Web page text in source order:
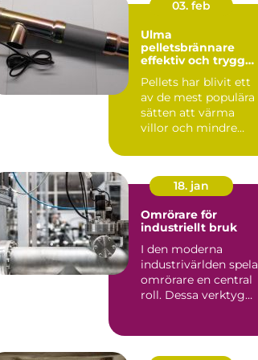
03. feb
Ulma
pelletsbrännare
effektiv och trygg
Pellets har blivit ett
av de mest populära
sätten att värma
villor och mindre
18. jan
Omrörare för
industriellt bruk
I den moderna
industrivärlden
omrörare en central
roll. Dessa verktyg